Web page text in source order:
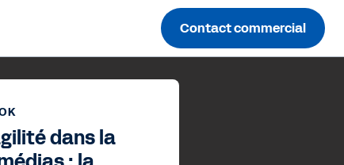
Contact commercial
dans la